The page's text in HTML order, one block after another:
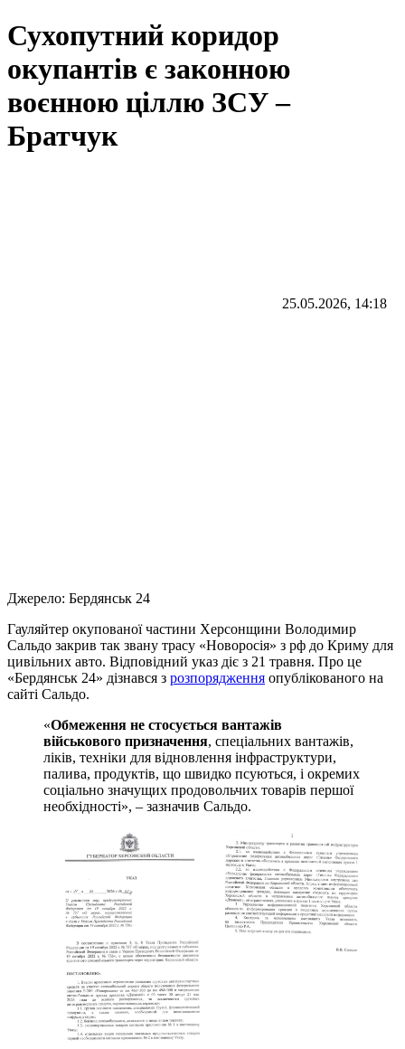
Сухопутний коридор
окупантів є законною
воєнною ціллю ЗСУ –
Братчук
25.05.2026, 14:18
Джерело: Бердянськ 24
Гауляйтер окупованої частини Херсонщини Володимир
Сальдо закрив так звану трасу «Новоросія» з рф до Криму для
цивільних авто. Відповідний указ діє з 21 травня. Про це
«Бердянськ 24» дізнався з розпорядження опублікованого на
сайті Сальдо.
«Обмеження не стосується вантажів
військового призначення, спеціальних вантажів,
ліків, техніки для відновлення інфраструктури,
палива, продуктів, що швидко псуються, і окремих
соціально значущих продовольчих товарів першої
необхідності», – зазначив Сальдо.